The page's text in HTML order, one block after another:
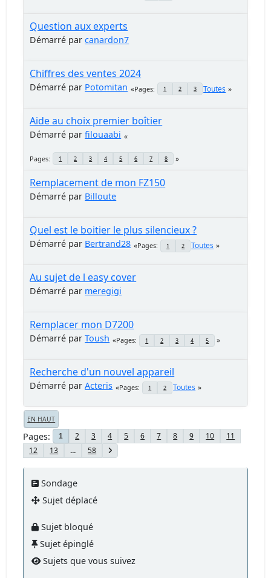
Question aux experts
Démarré parcanardon7
Chiffres des ventes 2024
Démarré par Potomitan Pages 1 2 3 Toutes
Aide au choix premier boîtier
Démarré parfilouaabi
Pages 1 2 3 4 5 6 7 8
Remplacement de mon FZ150
Démarré par Billoute
Quel est le boitier le plus silencieux ?
Démarré par Bertrand28 Pages 1 2 Toutes
Au sujet de l easy cover
Démarré par meregigi
Remplacer mon D7200
Démarré parToush Pages 1 2 3 4 5
Recherche d'un nouvel appareil
Démarré parActeris Pages 1 2 Toutes
EN HAUT
Pages 1 2 3 4 5 6 7 8 9 10
11
12
13 ... 58
Sondage
Sujet déplacé
Sujet bloqué
Sujet épinglé
Sujets que vous suivez